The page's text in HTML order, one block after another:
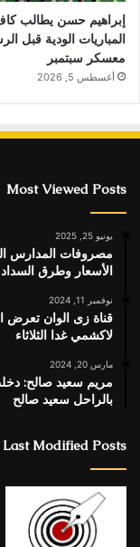
إبراهيم حسن يطالب
المباريات الودية قبل
معسكر سبتمبر
أغسطس 5, 2026
Most Viewed Posts
يونيو 25, 2025
الأسعار وطرق السداد
نوفمبر 11, 2024
قناة زى الوان
لاكشمي غدا الثلاثاء
مارس 20, 2024
بالراحل سعيد صالح
Last Modified Posts